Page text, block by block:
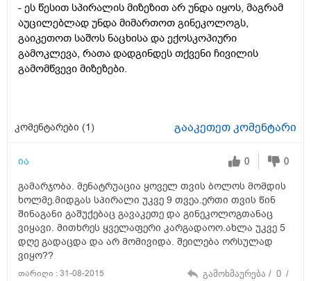
- ეს წესით სპირალის მიზეზით არ უნდა იყოს, მაგრამ
აუცილებლად უნდა მიმართოთ გინეკოლოგს,
გაიკეთოთ საშოს ნაცხისა და ექოსკოპიური
გამოკლევა, რათა დადგინდეს თქვენი ჩივილის
გამომწვევი მიზეზები.
კომენტარები (1) გააკეთეთ კომენტარი
ია 0 0
გამარჯობა. მენატრუაცია ყოველ თვის ბოლოს მომდის
ხოლმე.მიდგას სპირალი უკვე 9 თვეა.ერთი თვის წინ
შინაგანი გაშუქებაც გავაკეთე და გინეკოლოგთანაც
ვიყავი. მითხრეს ყველაფერი კარგადაოო.ახლა უკვე 5
დღე გადაცდა და არ მომივიდა. შეილება ორსულად
ვიყო??
თარიღი : 31-08-2015 გამოხმაურება / 0 /